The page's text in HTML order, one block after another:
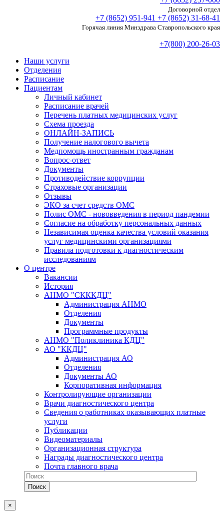
Договорной отдел
+7 (8652) 951-941 +7 (8652) 31-68-41
Горячая линия Минздрава Ставропольского края
+7(800) 200-26-03
Наши услуги
Отделения
Расписание
Пациентам
Личный кабинет
Расписание врачей
Перечень платных медицинских услуг
Схема проезда
ОНЛАЙН-ЗАПИСЬ
Получение налогового вычета
Медпомощь иностранным гражданам
Вопрос-ответ
Документы
Противодействие коррупции
Страховые организации
Отзывы
ЭКО за счет средств ОМС
Полис ОМС - нововведения в период пандемии
Согласие на обработку персональных данных
Независимая оценка качества условий оказания
услуг медицинскими организациями
Правила подготовки к диагностическим
исследованиям
О центре
Вакансии
История
АНМО "СКККДЦ"
Администрация АНМО
Отделения
Документы
Программные продукты
АНМО "Поликлиника КДЦ"
АО "ККДЦ"
Администрация АО
Отделения
Документы АО
Корпоративная информация
Контролирующие организации
Врачи диагностического центра
Сведения о работниках оказывающих платные
услуги
Публикации
Видеоматериалы
Организационная структура
Награды диагностического центра
Почта главного врача
×